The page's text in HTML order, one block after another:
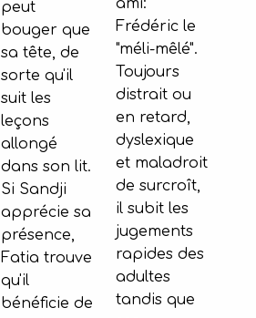
peut
bouger que
sa tête, de
sorte qu'il
suit les
leçons
allongé
dans son lit.
Si Sandji
apprécie sa
présence,
Fatia trouve
qu'il
bénéficie de
ami:
Frédéric le
"méli-mêlé".
Toujours
distrait ou
en retard,
dyslexique
et maladroit
de surcroît,
il subit les
jugements
rapides des
adultes
tandis que